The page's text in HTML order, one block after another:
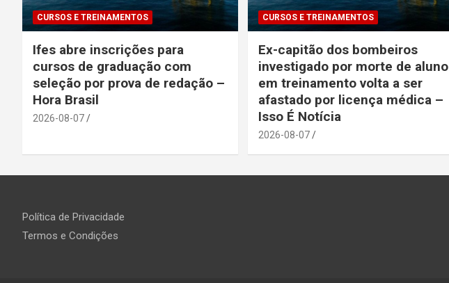
CURSOS E TREINAMENTOS
Ifes abre inscrições para
cursos de graduação com
seleção por prova de redação –
Hora Brasil
2026-08-07
CURSOS E TREINAMENTOS
Ex-capitão dos bombeiros
investigado por morte de aluno
em treinamento volta a ser
afastado por licença médica –
Isso É Notícia
2026-08-07
Política de Privacidade
Termos e Condições